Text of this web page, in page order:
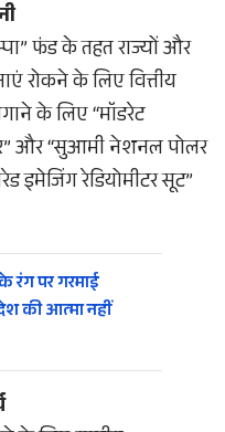
फंड के तहत राज्यों और
रोकने के लिए वित्तीय
के लिए “मॉडरेट
और “सुआमी नेशनल पोलर
इमेजिंग रेडियोमीटर सूट”
रंग पर गरमाई
देश की आत्मा नहीं